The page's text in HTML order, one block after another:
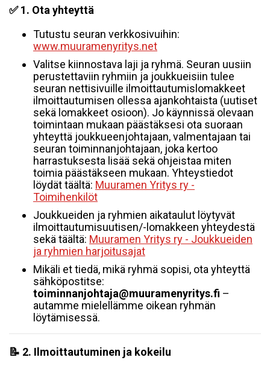
✅ 1. Ota yhteyttä
Tutustu seuran verkkosivuihin:
www.muuramenyritys.net
Valitse kiinnostava laji ja ryhmä. Seuran uusiin
perustettaviin ryhmiin ja joukkueisiin tulee
seuran nettisivuille ilmoittautumislomakkeet
ilmoittautumisen ollessa ajankohtaista (uutiset
sekä lomakkeet osioon). Jo käynnissä olevaan
toimintaan mukaan päästäksesi ota suoraan
yhteyttä joukkueenjohtajaan, valmentajaan tai
seuran toiminnanjohtajaan, joka kertoo
harrastuksesta lisää sekä ohjeistaa miten
toimia päästäkseen mukaan. Yhteystiedot
löydät täältä: Muuramen Yritys ry -
Toimihenkilöt
Joukkueiden ja ryhmien aikataulut löytyvät
ilmoittautumisuutisen/-lomakkeen yhteydestä
sekä täältä: Muuramen Yritys ry - Joukkueiden
ja ryhmien harjoitusajat
Mikäli et tiedä, mikä ryhmä sopisi, ota yhteyttä
sähköpostitse:
toiminnanjohtaja@muuramenyritys.fi –
autamme mielellämme oikean ryhmän
löytämisessä.
📝 2. Ilmoittautuminen ja kokeilu